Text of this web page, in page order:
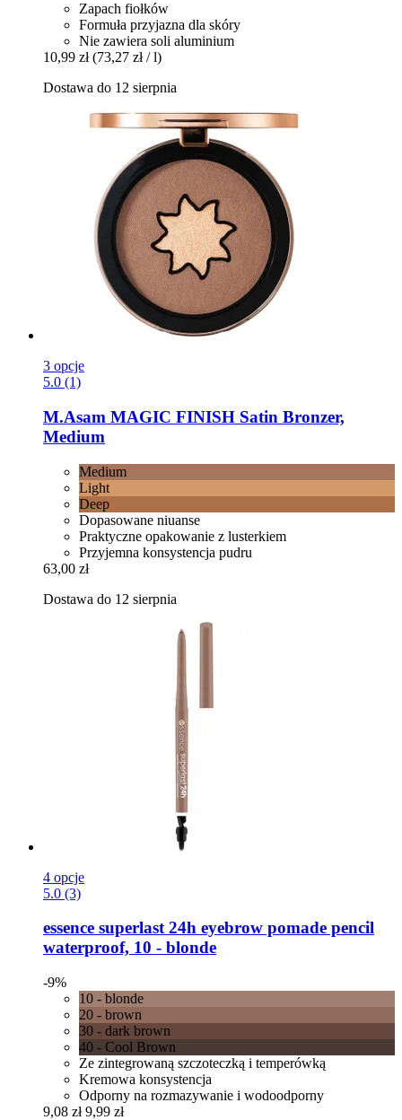
Zapach fiołków
Formuła przyjazna dla skóry
Nie zawiera soli aluminium
10,99 zł (73,27 zł / l)
Dostawa do 12 sierpnia
3 opcje
5.0 (1)
M.Asam MAGIC FINISH Satin Bronzer,
Medium
Medium
Light
Deep
Dopasowane niuanse
Praktyczne opakowanie z lusterkiem
Przyjemna konsystencja pudru
63,00 zł
Dostawa do 12 sierpnia
4 opcje
5.0 (3)
essence superlast 24h eyebrow pomade pencil
waterproof, 10 -​ blonde
-9%
10 - blonde
20 - brown
30 - dark brown
40 - Cool Brown
Ze zintegrowaną szczoteczką i temperówką
Kremowa konsystencja
Odporny na rozmazywanie i wodoodporny
9,08 zł 9,99 zł